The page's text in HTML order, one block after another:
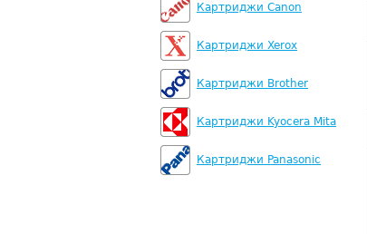
Картриджи Canon
Картриджи Xerox
Картриджи Brother
Картриджи Kyocera Mita
Картриджи Panasonic